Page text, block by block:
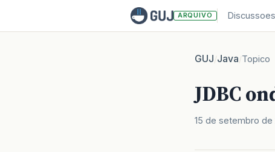
ARQUIVO
GUJ/Java/Topico
JDBC
15 de setembro de